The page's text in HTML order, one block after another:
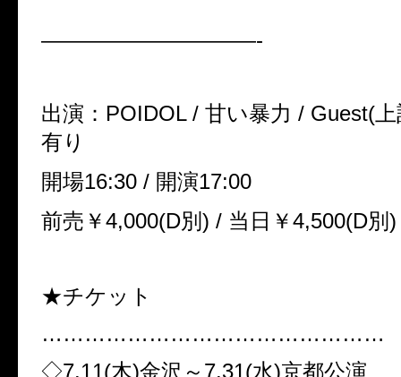
——————————-
出演： POIDOL / 甘い暴力 / Guest(
有り
開場16:30 / 開演17:00
前売￥4,000(D別 ) / 当日￥4,500(D別 )
★チケット
…………………………………………
◇7.11(木)金沢～ 7.31(水)京都公演